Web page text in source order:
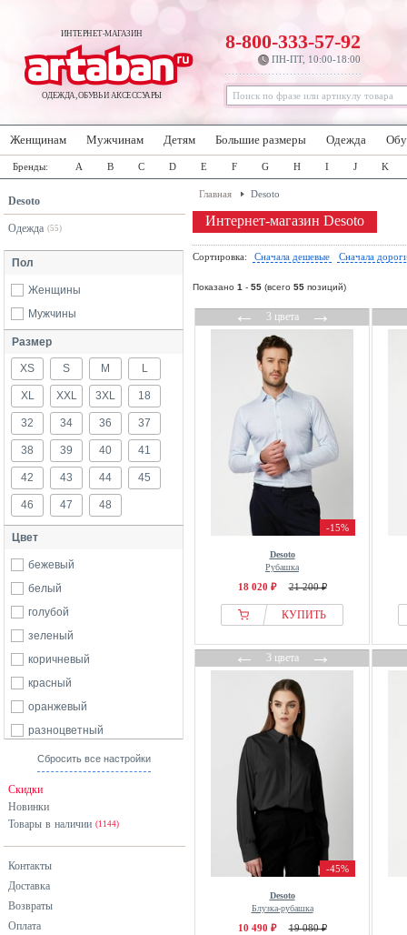
ИНТЕРНЕТ-МАГАЗИН
ОДЕЖДА, ОБУВЬ И АКСЕССУАРЫ
8-800-333-57-92
ПН-ПТ, 10:00-18:00
Женщинам Мужчинам Детям Большие размеры Одежда
Бренды: A B C D E F G H I J K
Desoto
Одежда (55)
Пол
Женщины
Мужчины
Размер
XS S M L
XL XXL 3XL 18
32 34 36 37
38 39 40 41
42 43 44 45
46 47 48
Цвет
бежевый
белый
голубой
зеленый
коричневый
красный
оранжевый
разноцветный
розовый
черный
Сбросить все настройки
Скидки
Новинки
Товары в наличии (1144)
Контакты
Доставка
Возвраты
Оплата
Главная Desoto
Интернет-магазин Desoto
Сортировка: Сначала дешевые Сначала
Показано 1 - 55 (всего 55 позиций)
←3 цвета→
-15%
Desoto
Рубашка
18 020 ₽ 21 200 ₽
КУПИТЬ
←3 цвета→
-45%
Desoto
Блузка-рубашка
10 490 ₽ 19 080 ₽